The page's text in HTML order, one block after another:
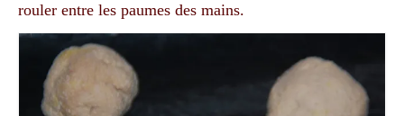
rouler entre les paumes des mains.